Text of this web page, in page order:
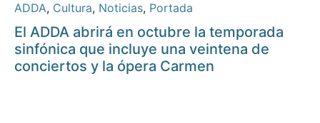
ADDA, Cultura, Noticias, Portada
El ADDA abrirá en octubre la temporada
sinfónica que incluye una veintena de
conciertos y la ópera Carmen